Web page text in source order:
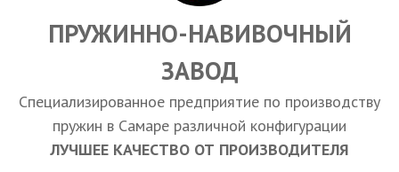
ЗАКУПКИ
КАЛЬКУЛЯТОР ПРУЖИН
Самара
ПРУЖИННО-НАВИВОЧНЫЙ
ЗАВОД
Специализированное предприятие по производству
пружин в Самаре различной конфигурации
ЛУЧШЕЕ КАЧЕСТВО ОТ ПРОИЗВОДИТЕЛЯ